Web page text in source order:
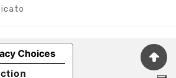
Choices